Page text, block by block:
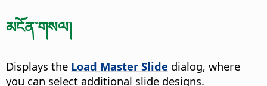
མངོན་གསལ།
Displays the Load Master Slide dialog, where
you can select additional slide designs.